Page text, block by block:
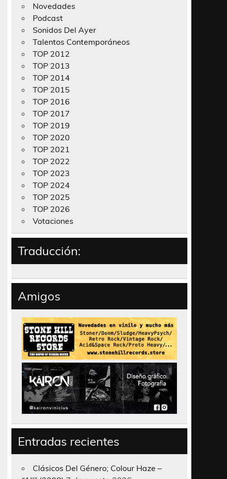
Novedades
Podcast
Sonidos Del Ayer
Talentos Contemporáneos
TOP 2012
TOP 2013
TOP 2014
TOP 2015
TOP 2016
TOP 2017
TOP 2019
TOP 2020
TOP 2021
TOP 2022
TOP 2023
TOP 2024
TOP 2025
TOP 2026
Votaciones
Traducción:
Amigos
Entradas recientes
Clásicos Del Género; Colour Haze –